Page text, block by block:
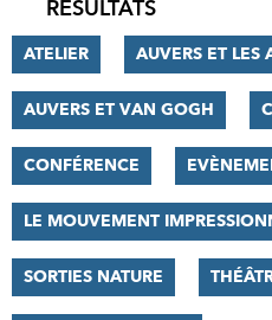
RÉSULTATS
RÉSULTATS
ATELIER AUVERS ET LES
AUVERS ET VAN GOGH
CONFÉRENCE
LE MOUVEMENT
SORTIES NATURE